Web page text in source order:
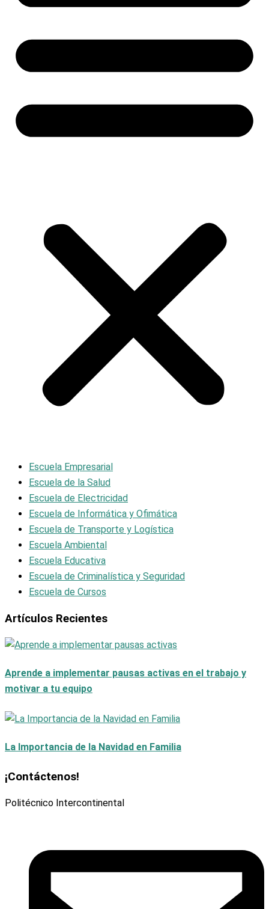
Escuela Empresarial
Escuela de la Salud
Escuela de Electricidad
Escuela de Informática y Ofimática
Escuela de Transporte y Logística
Escuela Ambiental
Escuela Educativa
Escuela de Criminalística y Seguridad
Escuela de Cursos
Artículos Recientes
Aprende a implementar pausas activas en el trabajo y
motivar a tu equipo
La Importancia de la Navidad en Familia
¡Contáctenos!
Politécnico Intercontinental